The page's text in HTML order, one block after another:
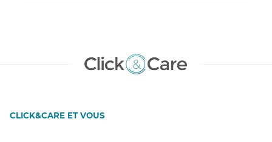
CLICK&CARE ET VOUS